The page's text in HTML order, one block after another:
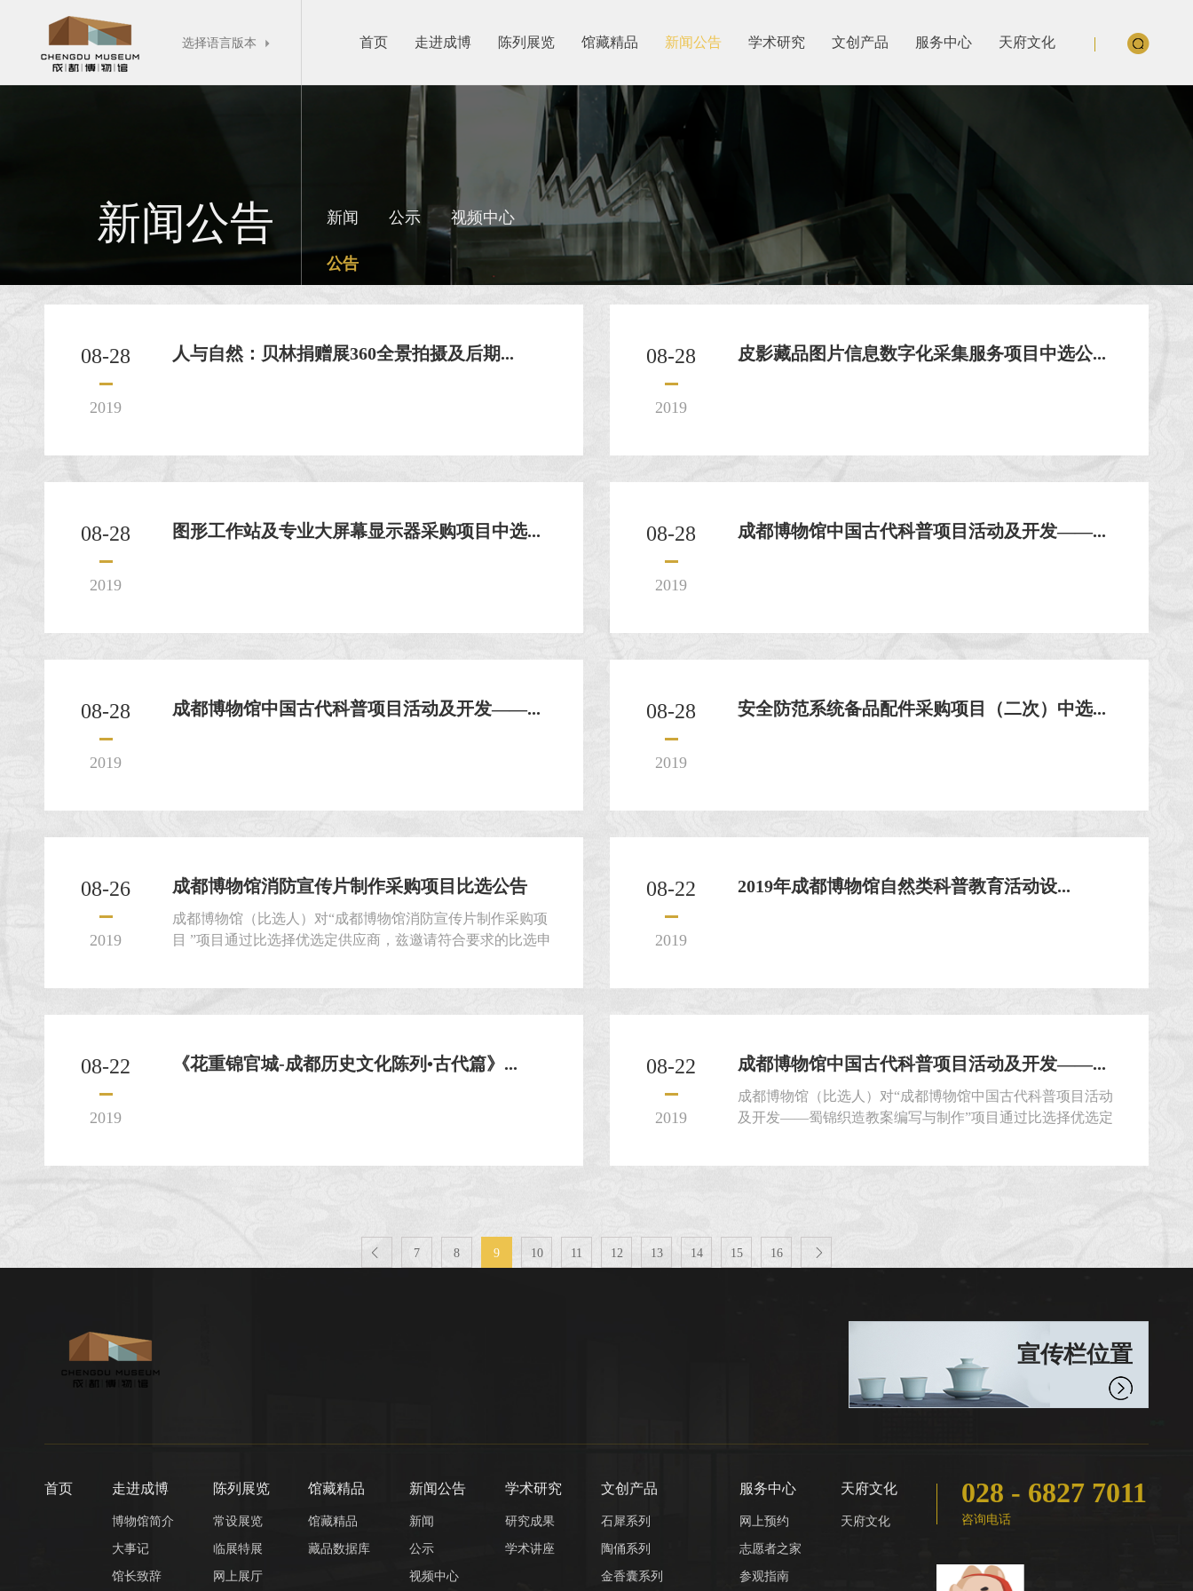
选择语言版本  首页 走进成博 陈列展览 馆藏精品 新闻公告 学术研究 文创产品 服务中心 天府文化
新闻公告 新闻 公示 视频中心
公告
08-28
2019
人与自然：贝林捐赠展360全景拍摄及后期... 08-28
2019
皮影藏品图片信息数字化采集服务项目中选公...
08-28
2019
图形工作站及专业大屏幕显示器采购项目中选... 08-28
2019
成都博物馆中国古代科普项目活动及开发——...
08-28
2019
成都博物馆中国古代科普项目活动及开发——... 08-28
2019
安全防范系统备品配件采购项目（二次）中选...
08-26
2019
成都博物馆消防宣传片制作采购项目比选公告
成都博物馆（比选人）对“成都博物馆消防宣传片制作采购项
目 ”项目通过比选择优选定供应商，兹邀请符合要求的比选申
08-22
2019
2019年成都博物馆自然类科普教育活动设...
08-22
2019
《花重锦官城-成都历史文化陈列•古代篇》... 08-22
2019
成都博物馆中国古代科普项目活动及开发——...
成都博物馆（比选人）对“成都博物馆中国古代科普项目活动
及开发——蜀锦织造教案编写与制作”项目通过比选择优选定
 7 8 9 10 11 12 13 14 15 16 
宣传栏位置
首页 走进成博
博物馆简介
大事记
馆长致辞
陈列展览
常设展览
临展特展
网上展厅
馆藏精品
馆藏精品
藏品数据库
新闻公告
新闻
公示
视频中心
学术研究
研究成果
学术讲座
文创产品
石犀系列
陶俑系列
金香囊系列
服务中心
网上预约
志愿者之家
参观指南
天府文化
天府文化
028 - 6827 7011
咨询电话